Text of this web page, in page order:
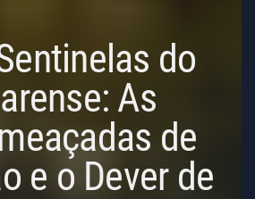
do
As
de
e o Dever de